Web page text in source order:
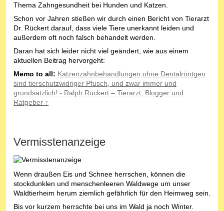
Thema Zahngesundheit bei Hunden und Katzen.
Schon vor Jahren stießen wir durch einen Bericht von Tierarzt
Dr. Rückert darauf, dass viele Tiere unerkannt leiden und
außerdem oft noch falsch behandelt werden.
Daran hat sich leider nicht viel geändert, wie aus einem
aktuellen Beitrag hervorgeht:
Memo to all: Katzenzahnbehandlungen ohne Dentalröntgen
sind tierschutzwidriger Pfusch, und zwar immer und
grundsätzlich! - Ralph Rückert – Tierarzt, Blogger und
Ratgeber ↑
Vermisstenanzeige
Wenn draußen Eis und Schnee herrschen, können die
stockdunklen und menschenleeren Waldwege um unser
Waldtierheim herum ziemlich gefährlich für den Heimweg sein.
Bis vor kurzem herrschte bei uns im Wald ja noch Winter.